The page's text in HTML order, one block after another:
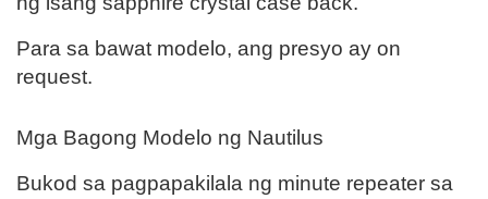
Para sa bawat modelo, ang presyo ay on
request.
Mga Bagong Modelo ng Nautilus
Bukod sa pagpapakilala ng minute repeater sa